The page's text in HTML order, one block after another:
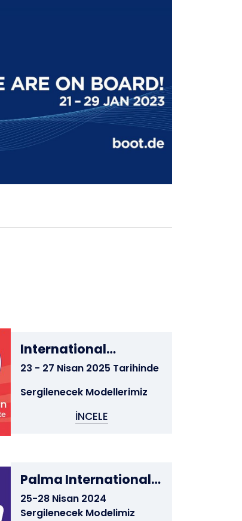
International
Multihull Boat Show
23 - 27 Nisan 2025 Tarihinde
Sergilenecek Modellerimiz
İNCELE
Palma International
Boat Show
25-28 Nisan 2024
Sergilenecek Modelimiz